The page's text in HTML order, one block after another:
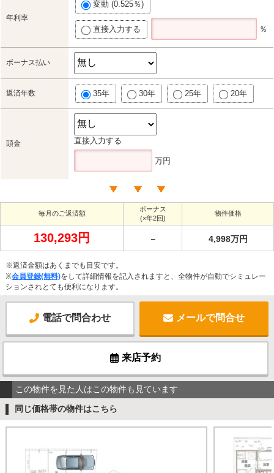
年利率
変動 (0.525％)
直接入力する ％
ボーナス払い
返済年数 35年 30年 25年 20年
頭金 直接入力する
万円
毎月のご返済額
ボーナス
(×年2回)
物件価格
130,293円 － 4,998万円
※返済金額はあくまでも目安です。
※会員登録(無料)をして詳細情報を記入されますと、全物件が自動でシミュレー
ションされとても便利になります。
電話で問合わせ メールで問合せ
来店予約
この物件を見た人はこの物件も見ています
同じ価格帯の物件はこちら